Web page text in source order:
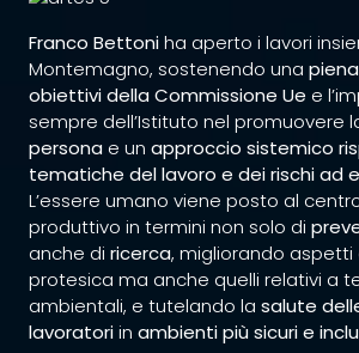
Franco Bettoniha aperto i lavori
Montemagno, sostenendo una
obiettivi della Commissione Ue e
sempre dell’Istituto nel promuovere
persona e un approccio sistemico
tematiche del lavoro e dei rischi ad
L’essere umano viene posto al
produttivo in termini non solo di
anche di ricerca, migliorando aspetti
protesica ma anche quelli relativi a
ambientali, e tutelando la salute
lavoratoriin ambienti più sicuri e